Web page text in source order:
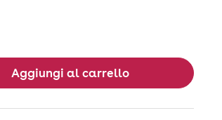
Aggiungi al carrello